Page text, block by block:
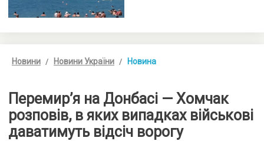
Новини Новини України Новина
Перемир’я на Донбасі — Хомчак
розповів, в яких випадках військові
даватимуть відсіч ворогу